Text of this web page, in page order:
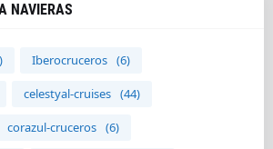
NAVIERAS
Iberocruceros (6)
celestyal-cruises (44)
corazul-cruceros (6)